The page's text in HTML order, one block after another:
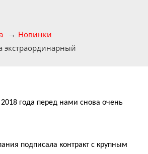
Новинки
экстраординарный
года перед нами снова очень
подписала контракт с крупным